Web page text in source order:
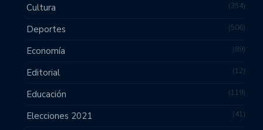
Cultura 354
Deportes 506
Economía 89
Editorial 12
Educación 119
Elecciones 2021 41